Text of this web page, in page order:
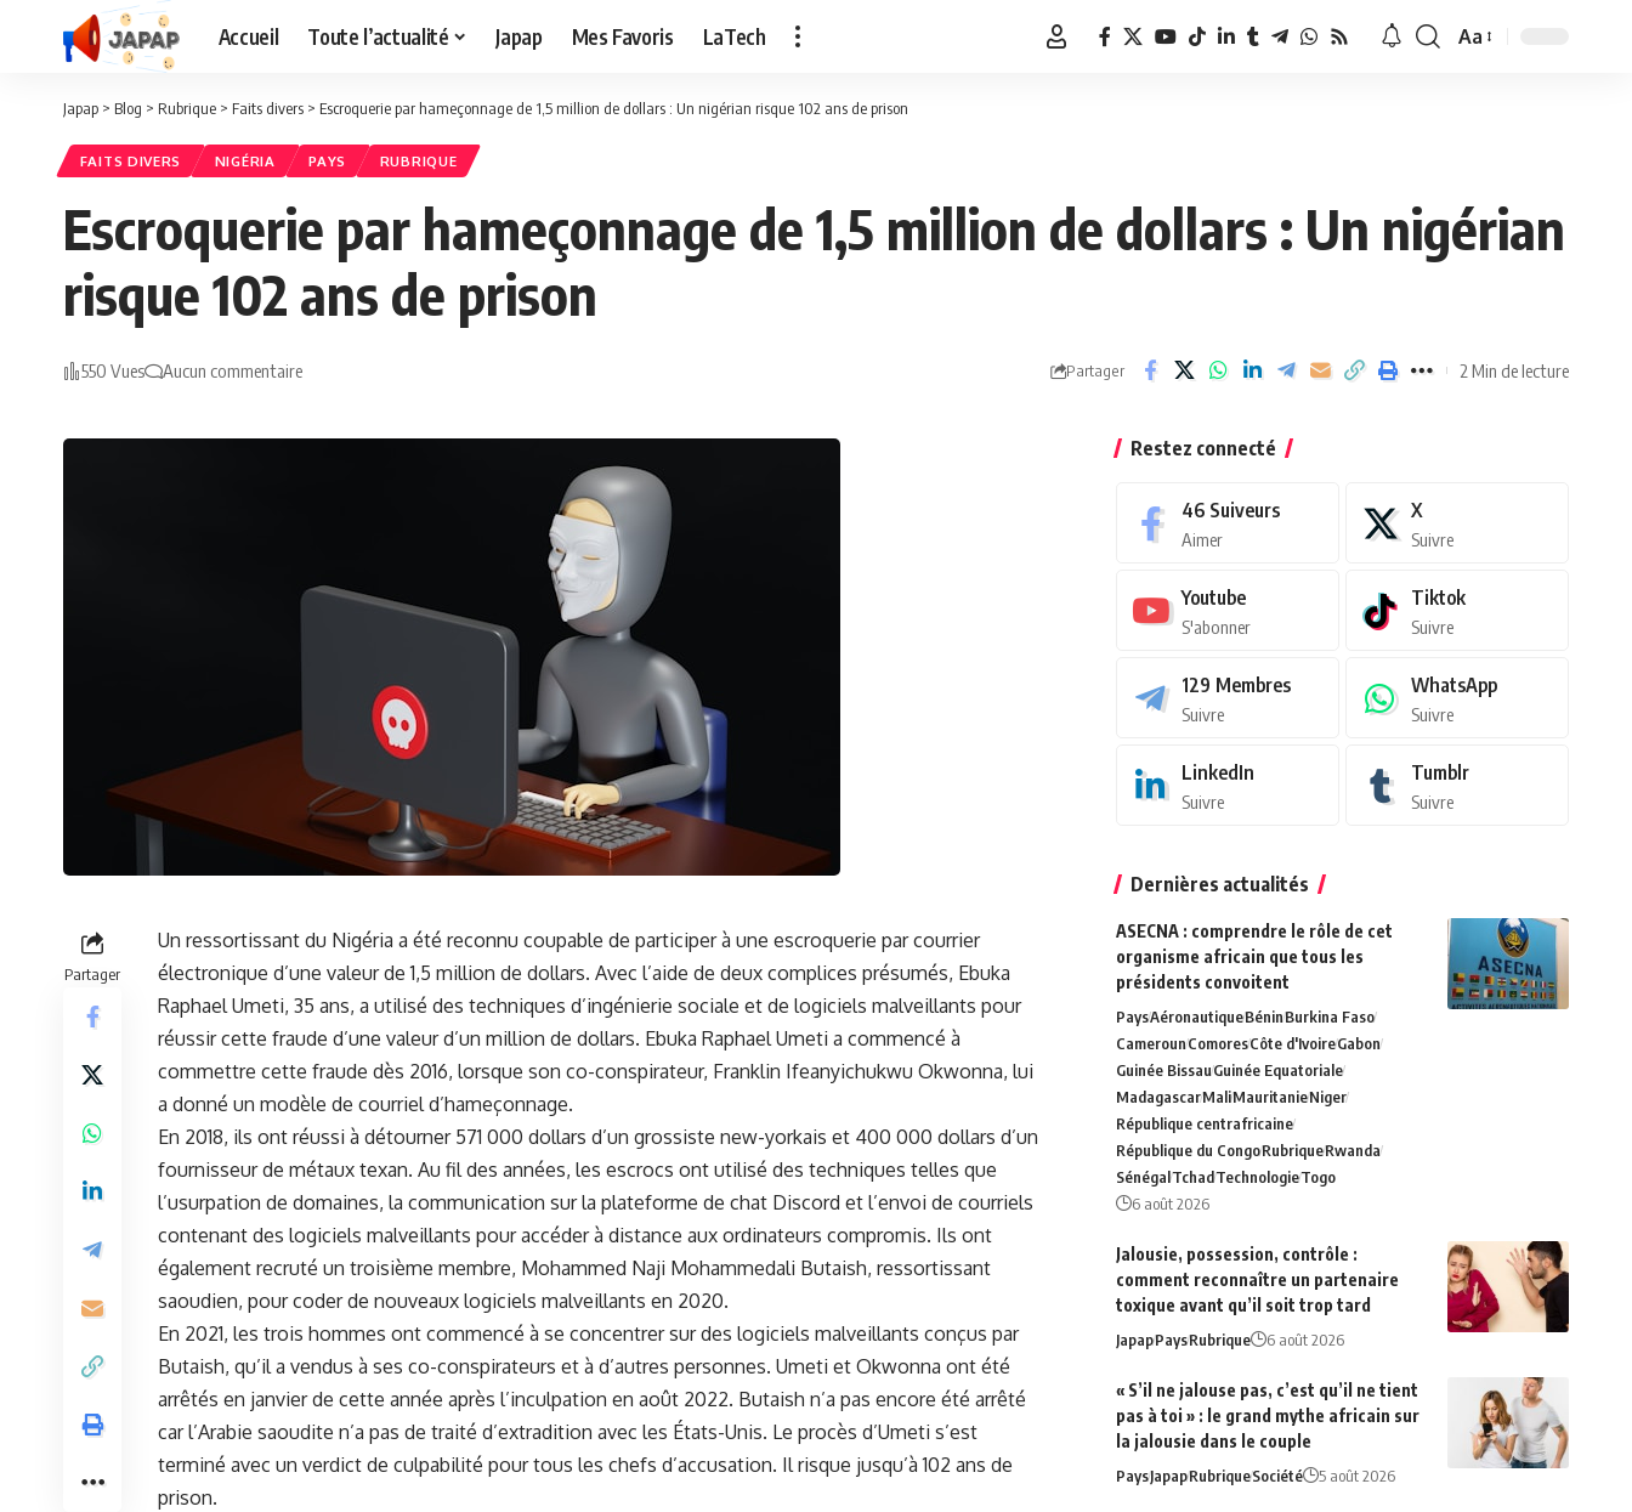
Accueil Toute l’actualité Japap Mes Favoris LaTech
Redimensionner
Aa
Japap > Blog > Rubrique > Faits divers > Escroquerie par hameçonnage de 1,5 million de dollars : Un nigérian risque 102 ans de prison
FAITS DIVERS NIGÉRIA PAYS RUBRIQUE
Escroquerie par hameçonnage de 1,5 million de dollars : Un nigérian
risque 102 ans de prison
550 Vues Aucun commentaire Partager 2 Min de lecture
Partager
Un ressortissant du Nigéria a été reconnu coupable de participer à une ⁣escroquerie ⁣par courrier
électronique d’une valeur⁢ de 1,5 ⁢million de dollars. ⁣Avec l’aide de deux complices présumés, Ebuka
Raphael ​Umeti, 35​ ans, a utilisé des techniques d’ingénierie sociale et de logiciels ⁣malveillants pour
réussir ⁤cette fraude d’une valeur d’un⁢ million de dollars. Ebuka Raphael Umeti a commencé⁢ à
commettre‌ cette ⁣fraude dès 2016, lorsque‌ son co-conspirateur, Franklin Ifeanyichukwu Okwonna, lui
a⁢ donné ⁢un modèle de courriel d’hameçonnage.
En 2018, ils ont réussi à détourner 571 000 dollars d’un grossiste ​new-yorkais et 400 000 dollars d’un
fournisseur de métaux texan.‌ Au fil des années,⁢ les escrocs ont utilisé ⁤des techniques telles que
l’usurpation de domaines, la communication sur la‍ plateforme de chat⁣ Discord et l’envoi de courriels
contenant⁢ des‌ logiciels malveillants pour accéder⁢ à distance‍ aux ordinateurs compromis. Ils ont
également recruté un troisième membre, Mohammed ‍Naji Mohammedali Butaish, ressortissant
saoudien, pour‍ coder ⁤de nouveaux logiciels malveillants en 2020.
En 2021, les trois hommes ont commencé à se concentrer sur des logiciels malveillants⁣ conçus par
Butaish, qu’il a vendus⁢ à ses co-conspirateurs et⁢ à d’autres personnes. Umeti et ⁣Okwonna ont été
arrêtés en janvier de cette année après l’inculpation en août ‍2022. Butaish ‌n’a pas encore été arrêté
car l’Arabie saoudite n’a pas de traité d’extradition ​avec les États-Unis. Le procès d’Umeti s’est
terminé avec un verdict de culpabilité pour tous les⁣ chefs d’accusation. Il ​risque jusqu’à⁢ 102 ans ​de
prison.
Restez connecté
46 Suiveurs
Aimer
X
Suivre
Youtube
S'abonner
Tiktok
Suivre
129 Membres
Suivre
WhatsApp
Suivre
LinkedIn
Suivre
Tumblr
Suivre
Dernières actualités
ASECNA : comprendre le rôle de cet
organisme africain que tous les
présidents convoitent
PaysAéronautiqueBéninBurkina Faso
CamerounComoresCôte d'IvoireGabon
Guinée BissauGuinée Equatoriale
MadagascarMaliMauritanieNiger
République centrafricaine
République du CongoRubriqueRwanda
SénégalTchadTechnologieTogo
6 août 2026
Jalousie, possession, contrôle :
comment reconnaître un partenaire
toxique avant qu’il soit trop tard
JapapPaysRubrique 6 août 2026
« S’il ne jalouse pas, c’est qu’il ne tient
pas à toi » : le grand mythe africain sur
la jalousie dans le couple
PaysJapapRubriqueSociété 5 août 2026